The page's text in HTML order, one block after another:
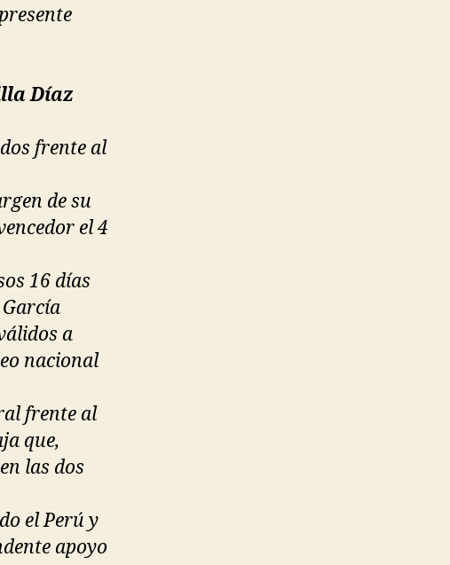
Díaz
frente al
de su
el 4
16 días
a
nacional
frente al
que,
las dos
el Perú y
apoyo